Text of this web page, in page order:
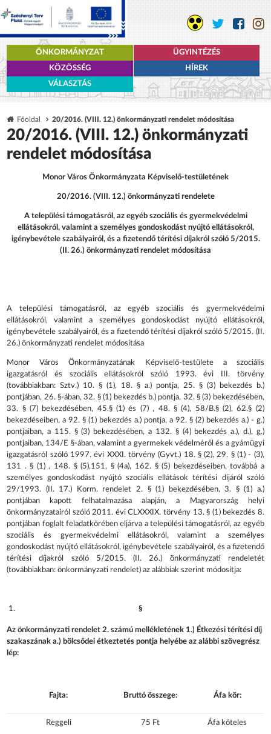
ÖNKORMÁNYZAT
ÜGYINTÉZÉS
KÖZÖSSÉG
HÍREK
VÁLASZTÁS
Főoldal 20/2016. (VIII. 12.) önkormányzati rendelet módosítása
20/2016. (VIII. 12.) önkormányzati
rendelet módosítása
Monor Város Önkormányzata Képviselő-testületének
20/2016. (VIII. 12.) önkormányzati rendelete
A települési támogatásról, az egyéb szociális és gyermekvédelmi
ellátásokról, valamint a személyes gondoskodást nyújtó ellátásokról,
igénybevétele szabályairól, és a fizetendő térítési díjakról szóló 5/2015.
(II. 26.) önkormányzati rendelet módosítása
A települési támogatásról, az egyéb szociális és gyermekvédelmi
ellátásokról, valamint a személyes gondoskodást nyújtó ellátásokról,
igénybevétele szabályairól, és a fizetendő térítési díjakról szóló 5/2015. (II.
26.) önkormányzati rendelet módosítása
Monor Város Önkormányzatának Képviselő-testülete a szociális
igazgatásról és szociális ellátásokról szóló 1993. évi III. törvény
(továbbiakban: Sztv.) 10. § (1), 18. § a.) pontja, 25. § (3) bekezdés b.)
pontjában, 26. §-ában, 32. § (1) bekezdés b.) pontja, 32. § (3) bekezdésében,
33. § (7) bekezdésében, 45.§ (1) és (7) , 48. § (4), 58/B.§ (2), 62.§ (2)
bekezdéseiben, a 92. § (1) bekezdés a.) pontja, a 92. § (2) bekezdés a.) - g.)
pontjaiban, a 115. § (3) bekezdésében, a 132. § (4) bekezdés a.), d.), g.)
pontjaiban, 134/E §-ában, valamint a gyermekek védelméről és a gyámügyi
igazgatásról szóló 1997. évi XXXI. törvény (Gyvt.) 18. § (2), 29. § (1) - (3),
131 . § (1) , 148. § (5),151, § (4a), 162. § (5) bekezdéseiben, továbbá a
személyes gondoskodást nyújtó szociális ellátások térítési díjáról szóló
29/1993. (II. 17.) Korm. rendelet 2. § (1) bekezdésében, 3. § (1) a.)
pontjában kapott felhatalmazása alapján, a Magyarország helyi
önkormányzatairól szóló 2011. évi CLXXXIX. törvény 13. § (1) bekezdés 8.
pontjában foglalt feladatkörében eljárva a települési támogatásról, az egyéb
szociális és gyermekvédelmi ellátásokról, valamint a személyes
gondoskodást nyújtó ellátásokról, igénybevétele szabályairól, és a fizetendő
térítési díjakról szóló 5/2015. (II. 26.) önkormányzati rendeletét
(továbbiakban: önkormányzati rendelet) az alábbiak szerint módosítja:
§
Az önkormányzati rendelet 2. számú mellékletének 1.) Étkezési térítési díj
szakaszának a.) bölcsődei étkeztetés pontja helyébe az alábbi szövegrész
lép:
Fajta: Bruttó összege: Áfa kör:
Reggeli 75 Ft Áfa köteles